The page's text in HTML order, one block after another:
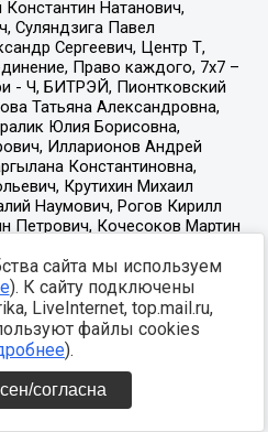
сайта мы используем
). К сайту подключены
LiveInternet, top.mail.ru,
файлы cookies
).
согласна